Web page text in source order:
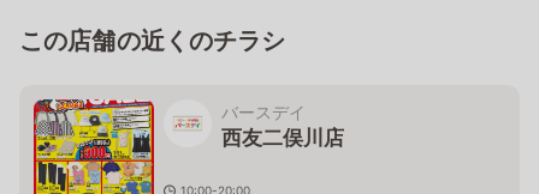
この店舗の近くのチラシ
バースデイ
西友二俣川店
10:00-20:00